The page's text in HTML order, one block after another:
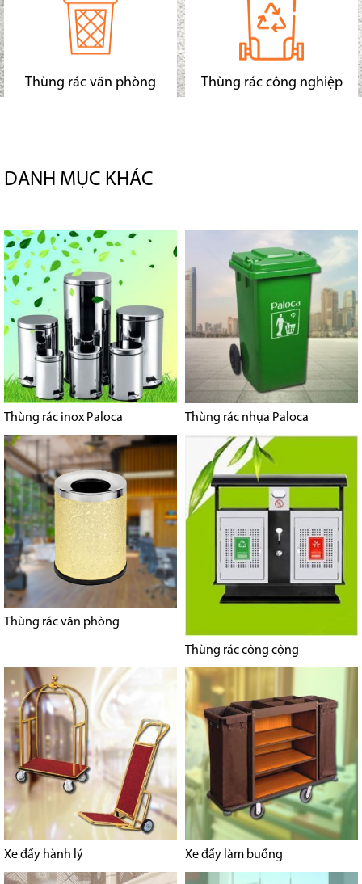
Thùng rác văn phòng Thùng rác công nghiệp
DANH MỤC KHÁC
Thùng rác inox Paloca Thùng rác nhựa Paloca
Thùng rác văn phòng
Thùng rác công cộng
Xe đẩy hành lý Xe đẩy làm buồng